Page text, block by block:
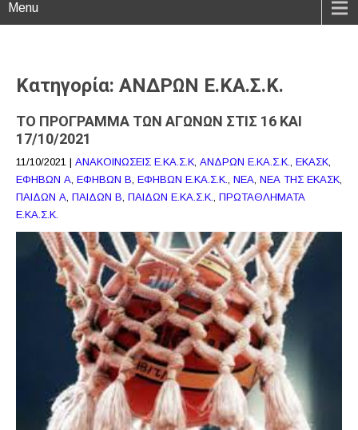
Menu
Κατηγορία: ΑΝΔΡΩΝ Ε.ΚΑ.Σ.Κ.
ΤΟ ΠΡΟΓΡΑΜΜΑ ΤΩΝ ΑΓΩΝΩΝ ΣΤΙΣ 16 ΚΑΙ
17/10/2021
11/10/2021 | ΑΝΑΚΟΙΝΩΣΕΙΣ Ε.ΚΑ.Σ.Κ, ΑΝΔΡΩΝ Ε.ΚΑ.Σ.Κ., ΕΚΑΣΚ,
ΕΦΗΒΩΝ Α, ΕΦΗΒΩΝ Β, ΕΦΗΒΩΝ Ε.ΚΑ.Σ.Κ., ΝΕΑ, ΝΕΑ ΤΗΣ ΕΚΑΣΚ,
ΠΑΙΔΩΝ Α, ΠΑΙΔΩΝ Β, ΠΑΙΔΩΝ Ε.ΚΑ.Σ.Κ., ΠΡΩΤΑΘΛΗΜΑΤΑ
Ε.ΚΑ.Σ.Κ.